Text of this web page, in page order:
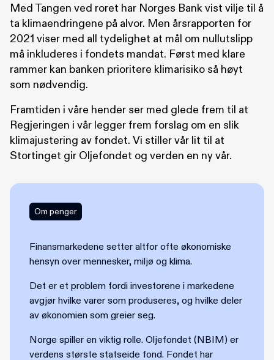
Med Tangen ved roret har Norges Bank vist vilje til å
ta klimaendringene på alvor. Men årsrapporten for
2021 viser med all tydelighet at mål om nullutslipp
må inkluderes i fondets mandat. Først med klare
rammer kan banken prioritere klimarisiko så høyt
som nødvendig.
Framtiden i våre hender ser med glede frem til at
Regjeringen i vår legger frem forslag om en slik
klimajustering av fondet. Vi stiller vår lit til at
Stortinget gir Oljefondet og verden en ny vår.
Om penger
Finansmarkedene setter altfor ofte økonomiske
hensyn over mennesker, miljø og klima.
Det er et problem fordi investorene i markedene
avgjør hvilke varer som produseres, og hvilke deler
av økonomien som greier seg.
Norge spiller en viktig rolle. Oljefondet (NBIM) er
verdens største statseide fond. Fondet har